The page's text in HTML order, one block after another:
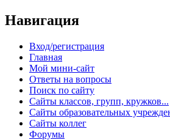
Навигация
Вход/регистрация
Главная
Мой мини-сайт
Ответы на вопросы
Поиск по сайту
Сайты классов, групп, кружков...
Сайты образовательных
Сайты коллег
Форумы